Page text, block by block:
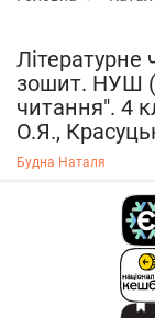
Літературне
зошит. НУШ
читання". 4
О.Я.,
Будна Наталя